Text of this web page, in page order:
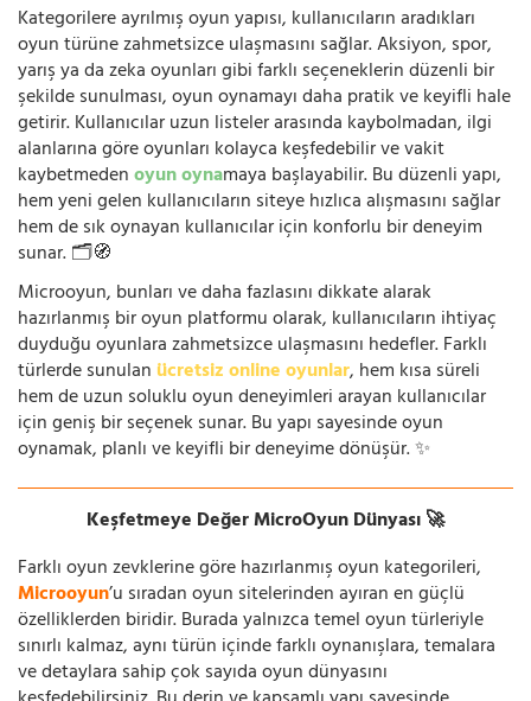
Kategorilere ayrılmış oyun yapısı, kullanıcıların aradıkları
oyun türüne zahmetsizce ulaşmasını sağlar. Aksiyon, spor,
yarış ya da zeka oyunları gibi farklı seçeneklerin düzenli bir
şekilde sunulması, oyun oynamayı daha pratik ve keyifli hale
getirir. Kullanıcılar uzun listeler arasında kaybolmadan, ilgi
alanlarına göre oyunları kolayca keşfedebilir ve vakit
kaybetmedenoyun oynamaya başlayabilir. Bu düzenli yapı,
hem yeni gelen kullanıcıların siteye hızlıca alışmasını sağlar
hem de sık oynayan kullanıcılar için konforlu bir deneyim
sunar. 🗂️🧭
Microoyun, bunları ve daha fazlasını dikkate alarak
hazırlanmış bir oyun platformu olarak, kullanıcıların ihtiyaç
duyduğu oyunlara zahmetsizce ulaşmasını hedefler. Farklı
türlerde sunulan ücretsiz online oyunlar, hem kısa süreli
hem de uzun soluklu oyun deneyimleri arayan kullanıcılar
için geniş bir seçenek sunar. Bu yapı sayesinde oyun
oynamak, planlı ve keyifli bir deneyime dönüşür. ✨
Keşfetmeye Değer MicroOyun Dünyası 🚀
Farklı oyun zevklerine göre hazırlanmış oyun kategorileri,
Microoyun’u sıradan oyun sitelerinden ayıran en güçlü
özelliklerden biridir. Burada yalnızca temel oyun türleriyle
sınırlı kalmaz, aynı türün içinde farklı oynanışlara, temalara
ve detaylara sahip çok sayıda oyun dünyasını